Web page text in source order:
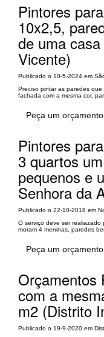
Pintores
10x2,5,
de uma
Vicente)
Publicado o 10-5-2024 em
Preciso pintar as paredes
fachada com a mesma cor,
Peça um orçamento
Pintores
3 quartos
pequenos e
Senhora da
Publicado o 22-10-2018 em
O serviço deve ser
moram 4 meninas, paredes
Peça um orçamento
Orçamentos
com a
m2 (Distrito
Publicado o 19-9-2020 em